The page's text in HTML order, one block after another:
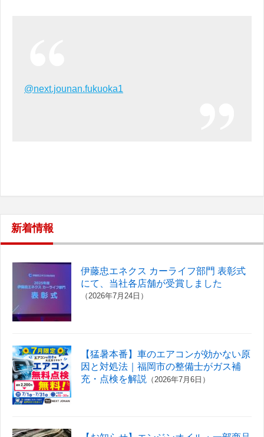
@next.jounan.fukuoka1
新着情報
伊藤忠エネクス カーライフ部門 表彰式
にて、当社各店舗が受賞しました
（2026年7月24日）
【猛暑本番】車のエアコンが効かない原
因と対処法｜福岡市の整備士がガス補
充・点検を解説
（2026年7月6日）